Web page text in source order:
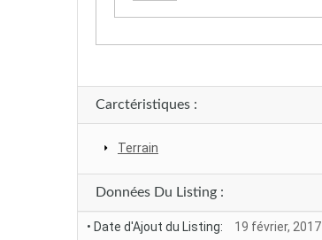
Carctéristiques :
Terrain
Données Du Listing :
• Date d'Ajout du Listing: 19 février, 2017